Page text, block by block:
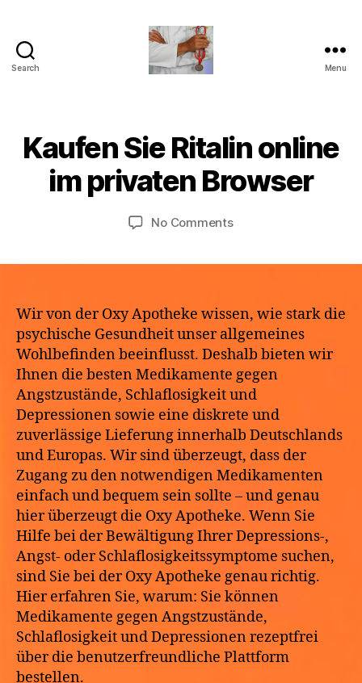
Search Menu
Categories
I
Kaufen Sie Ritalin online
im privaten Browser
y
a
p
t
M
a
y
2
2
2
No Commentson
im
privaten
Browser
Wir von der Oxy Apotheke wissen, wie stark die
psychische Gesundheit unser allgemeines
Wohlbefinden beeinflusst. Deshalb bieten wir
Ihnen die besten Medikamente gegen
Angstzustände, Schlaflosigkeit und
Depressionen sowie eine diskrete und
zuverlässige Lieferung innerhalb Deutschlands
und Europas. Wir sind überzeugt, dass der
Zugang zu den notwendigen Medikamenten
einfach und bequem sein sollte – und genau
hier überzeugt die Oxy Apotheke. Wenn Sie
Hilfe bei der Bewältigung Ihrer Depressions-,
Angst- oder Schlaflosigkeitssymptome suchen,
sind Sie bei der Oxy Apotheke genau richtig.
Hier erfahren Sie, warum: Sie können
Medikamente gegen Angstzustände,
Schlaflosigkeit und Depressionen rezeptfrei
über die benutzerfreundliche Plattform
bestellen.